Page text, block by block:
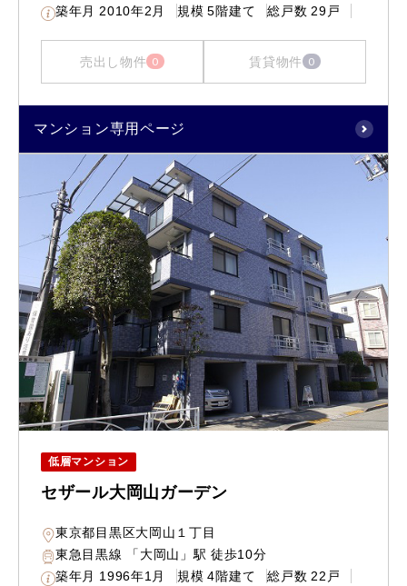
築年月 2010年2月 規模 5階建て 総戸数 29戸
売出し物件 0 賃貸物件 0
マンション専用ページ
低層マンション
セザール大岡山ガーデン
東京都目黒区大岡山１丁目
東急目黒線 「大岡山」駅 徒歩10分
築年月 1996年1月 規模 4階建て 総戸数 22戸